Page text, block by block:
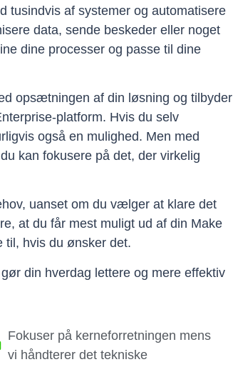
tusindvis af systemer og automatisere
data, sende beskeder eller noget
dine processer og passe til dine
opsætningen af din løsning og tilbyder
platform. Hvis du selv
også en mulighed. Men med
kan fokusere på det, der virkelig
uanset om du vælger at klare det
at du får mest muligt ud af din Make
hvis du ønsker det.
din hverdag lettere og mere effektiv
Fokuser på kerneforretningen mens
vi håndterer det tekniske​